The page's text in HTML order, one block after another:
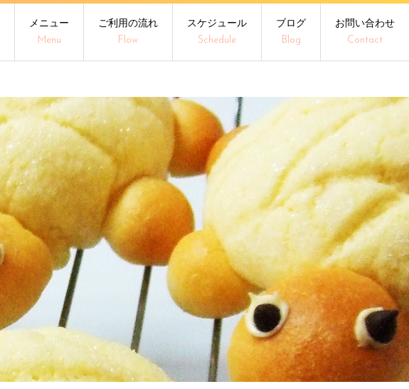
メニュー
Menu
ご利用の流れ
Flow
スケジュール
Schedule
ブログ
Blog
お問い合わせ
Contact